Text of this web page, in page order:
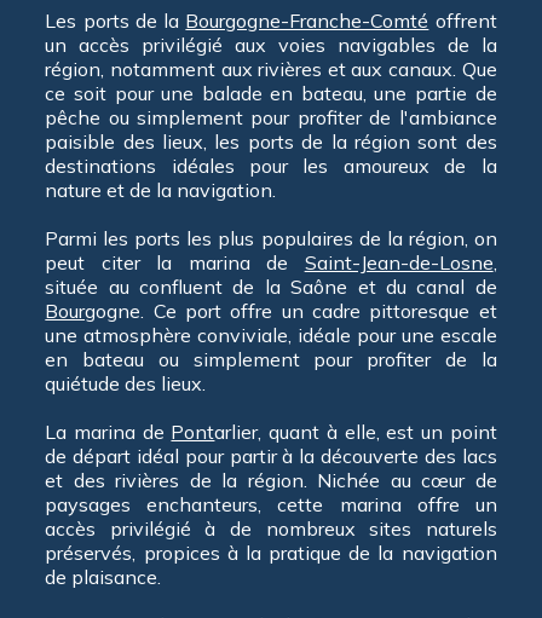
Les ports de la Bourgogne-Franche-Comté offrent
un accès privilégié aux voies navigables de la
région, notamment aux rivières et aux canaux. Que
ce soit pour une balade en bateau, une partie de
pêche ou simplement pour profiter de l'ambiance
paisible des lieux, les ports de la région sont des
destinations idéales pour les amoureux de la
nature et de la navigation.
Parmi les ports les plus populaires de la région, on
peut citer la marina de Saint-Jean-de-Losne,
située au confluent de la Saône et du canal de
Bourgogne. Ce port offre un cadre pittoresque et
une atmosphère conviviale, idéale pour une escale
en bateau ou simplement pour profiter de la
quiétude des lieux.
La marina de Pontarlier, quant à elle, est un point
de départ idéal pour partir à la découverte des lacs
et des rivières de la région. Nichée au cœur de
paysages enchanteurs, cette marina offre un
accès privilégié à de nombreux sites naturels
préservés, propices à la pratique de la navigation
de plaisance.